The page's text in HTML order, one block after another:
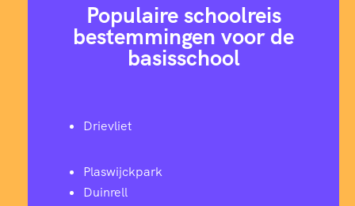
Populaire schoolreis
bestemmingen voor de
basisschool
Drievliet
Plaswijckpark
Duinrell